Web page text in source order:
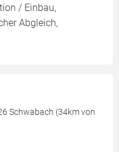
/ Einbau,
Abgleich,
Schwabach (34km von